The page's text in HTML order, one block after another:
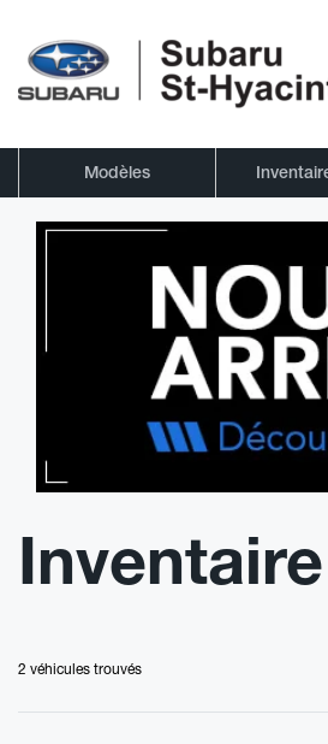
Modèles
2 véhicules trouvés